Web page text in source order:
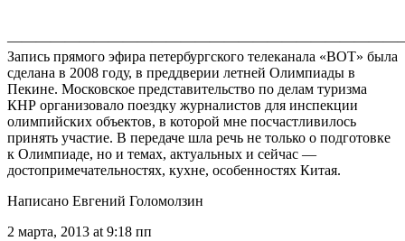
Запись прямого эфира петербургского телеканала «ВОТ» была
сделана в 2008 году, в преддверии летней Олимпиады в
Пекине. Московское представительство по делам туризма
КНР организовало поездку журналистов для инспекции
олимпийских объектов, в которой мне посчастливилось
принять участие. В передаче шла речь не только о подготовке
к Олимпиаде, но и темах, актуальных и сейчас —
достопримечательностях, кухне, особенностях Китая.
Написано Евгений Голомолзин
2 марта, 2013 at 9:18 пп